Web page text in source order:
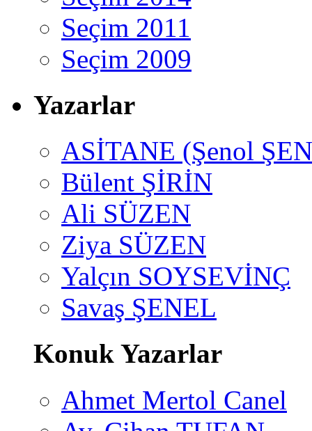
Seçim 2011
Seçim 2009
Yazarlar
ASİTANE (Şenol
Bülent ŞİRİN
Ali SÜZEN
Ziya SÜZEN
Yalçın SOYSEVİNÇ
Savaş ŞENEL
Konuk Yazarlar
Ahmet Mertol Canel